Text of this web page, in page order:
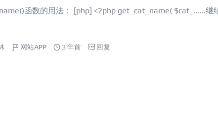
函数的用法： [php] <?php get_cat_name( $cat_......继
网站APP 3 年前 回复